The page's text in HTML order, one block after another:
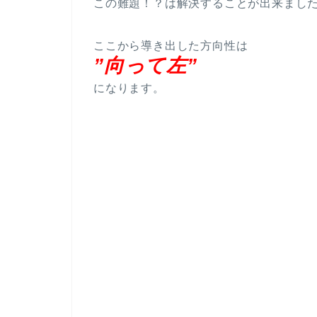
この難題！？は解決することが出来まし
ここから導き出した方向性は
”向って左”
になります。